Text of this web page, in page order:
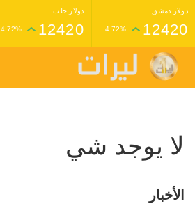
دولار دمشق
12420
4.72%
دولار حلب
12420
4.72%
غرام عيار 24 ذهب
1,398,000
4.33%
1,227,000
لا يوجد شي
الأخبار